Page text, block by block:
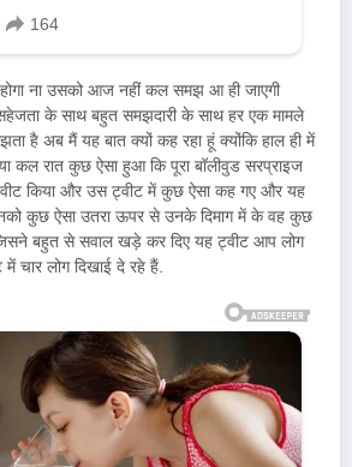
होगा ना उसको आज नहीं कल समझ आ ही जाएगी
सहेजता के साथ बहुत समझदारी के साथ हर एक मामले
है अब मैं यह बात क्यों कह रहा हूं क्योंकि हाल ही में
कल रात कुछ ऐसा हुआ कि पूरा बॉलीवुड सरप्राइज
किया और उस ट्वीट में कुछ ऐसा कह गए और यह
कुछ ऐसा उतरा ऊपर से उनके दिमाग में के वह कुछ
बहुत से सवाल खड़े कर दिए यह ट्वीट आप लोग
चार लोग दिखाई दे रहे हैं.